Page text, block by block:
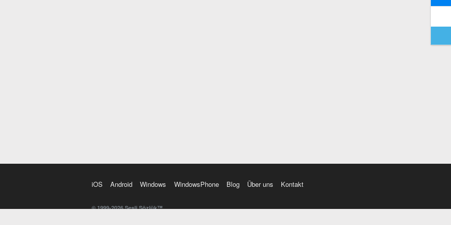
iOS Android Windows WindowsPhone Blog Über uns Kontakt
© 1999-2026 Sesli Sözlük™